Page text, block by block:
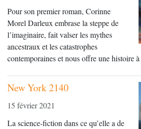
Pour son premier roman, Corinne
Morel Darleux embrase la steppe de
l’imaginaire, fait valser les mythes
ancestraux et les catastrophes
contemporaines et nous offre une histoire
New York 2140
15 février 2021
La science-fiction dans ce qu’elle a de